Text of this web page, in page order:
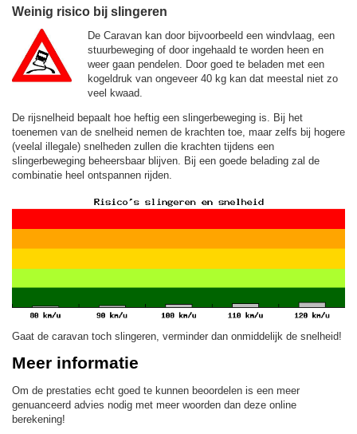
Weinig risico bij slingeren
De Caravan kan door bijvoorbeeld een windvlaag, een
stuurbeweging of door ingehaald te worden heen en
weer gaan pendelen. Door goed te beladen met een
kogeldruk van ongeveer 40 kg kan dat meestal niet zo
veel kwaad.
De rijsnelheid bepaalt hoe heftig een slingerbeweging is. Bij het
toenemen van de snelheid nemen de krachten toe, maar zelfs bij hogere
(veelal illegale) snelheden zullen die krachten tijdens een
slingerbeweging beheersbaar blijven. Bij een goede belading zal de
combinatie heel ontspannen rijden.
Gaat de caravan toch slingeren, verminder dan onmiddelijk de snelheid!
Meer informatie
Om de prestaties echt goed te kunnen beoordelen is een meer
genuanceerd advies nodig met meer woorden dan deze online
berekening!